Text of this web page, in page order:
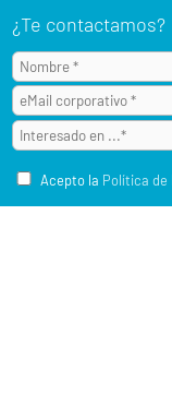
¿Te contactamos?
Acepto la Política de